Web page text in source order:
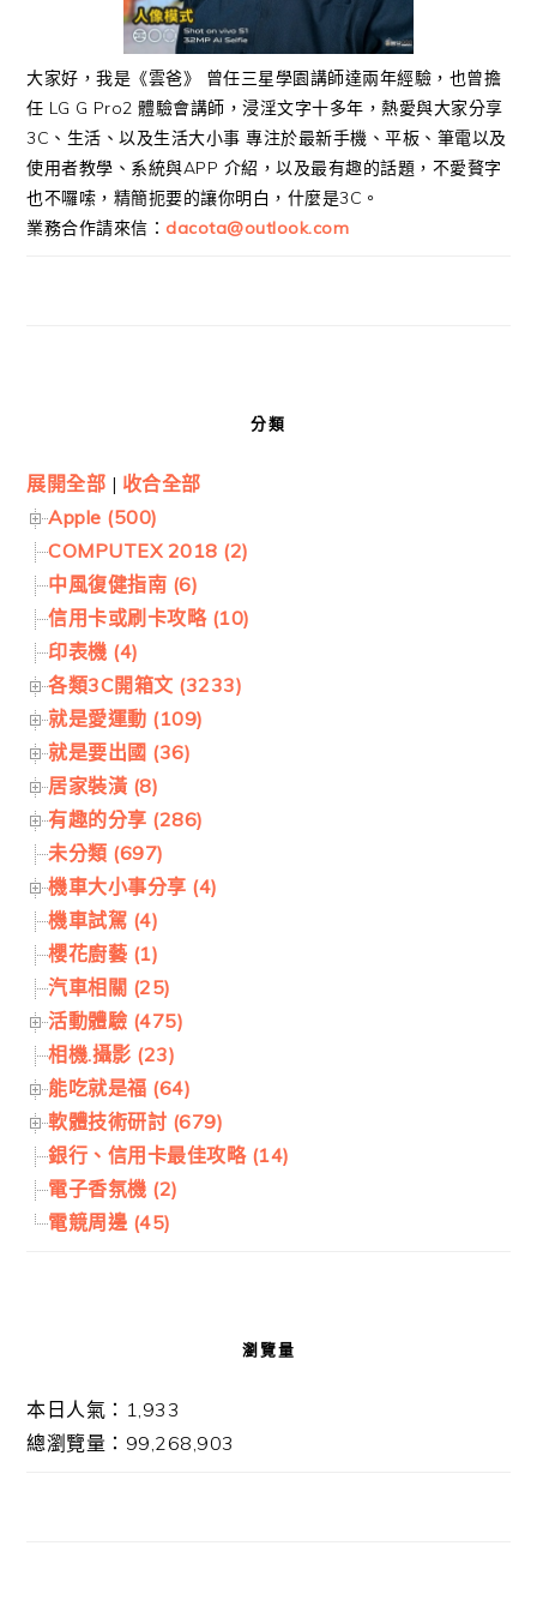
大家好，我是《雲爸》 曾任三星學園講師達兩年經驗，也曾擔
任 LG G Pro2 體驗會講師，浸淫文字十多年，熱愛與大家分享
3C、生活、以及生活大小事 專注於最新手機、平板、筆電以及
使用者教學、系統與APP 介紹，以及最有趣的話題，不愛贅字
也不囉嗦，精簡扼要的讓你明白，什麼是3C。
業務合作請來信： dacota@outlook.com
分類
展開全部 | 收合全部
Apple (500)
COMPUTEX 2018 (2)
中風復健指南 (6)
信用卡或刷卡攻略 (10)
印表機 (4)
各類3C開箱文 (3233)
就是愛運動 (109)
就是要出國 (36)
居家裝潢 (8)
有趣的分享 (286)
未分類 (697)
機車大小事分享 (4)
機車試駕 (4)
櫻花廚藝 (1)
汽車相關 (25)
活動體驗 (475)
相機.攝影 (23)
能吃就是福 (64)
軟體技術研討 (679)
銀行、信用卡最佳攻略 (14)
電子香氛機 (2)
電競周邊 (45)
瀏覽量
本日人氣：1,933
總瀏覽量：99,268,903